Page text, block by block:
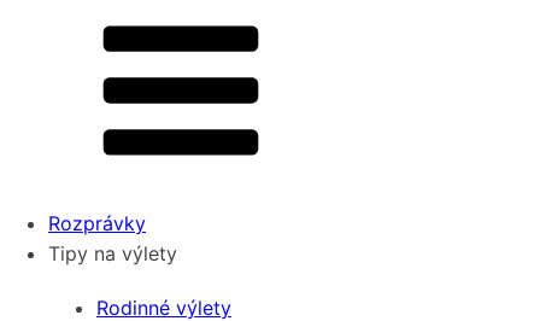
Rozprávky
Tipy na výlety
Rodinné výlety